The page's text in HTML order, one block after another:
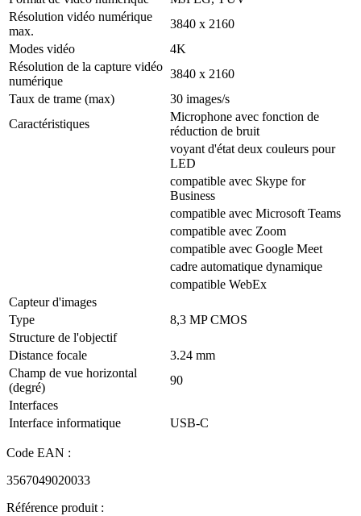
Résolution vidéo numérique
max.
3840 x 2160
Modes vidéo
4K
Résolution de la capture vidéo
numérique
3840 x 2160
Taux de trame (max)
30 images/s
Caractéristiques
Microphone avec fonction de
réduction de bruit
voyant d'état deux couleurs pour
LED
compatible avec Skype for
Business
compatible avec Microsoft Teams
compatible avec Zoom
compatible avec Google Meet
cadre automatique dynamique
compatible WebEx
Capteur d'images
Type
8,3 MP CMOS
Structure de l'objectif
Distance focale
3.24 mm
Champ de vue horizontal
(degré)
90
Interfaces
Interface informatique
USB-C
Code EAN :
3567049020033
Référence produit :